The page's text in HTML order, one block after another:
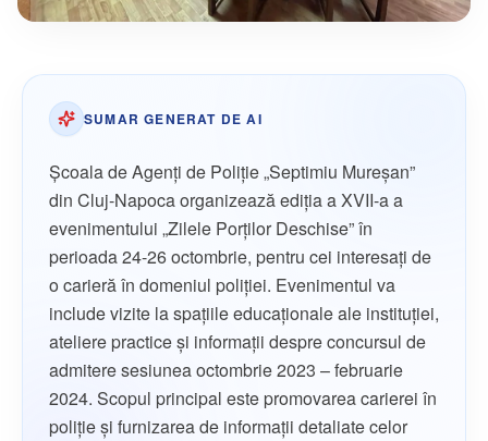
SUMAR GENERAT DE AI
Şcoala de Agenţi de Poliţie „Septimiu Mureşan”
din Cluj-Napoca organizează ediția a XVII-a a
evenimentului „Zilele Porţilor Deschise” în
perioada 24-26 octombrie, pentru cei interesați de
o carieră în domeniul poliției. Evenimentul va
include vizite la spațiile educaționale ale instituției,
ateliere practice și informații despre concursul de
admitere sesiunea octombrie 2023 – februarie
2024. Scopul principal este promovarea carierei în
poliție și furnizarea de informații detaliate celor